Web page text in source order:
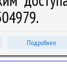
Подробнее